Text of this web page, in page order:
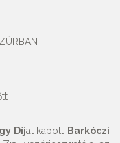
Díjat kapott Barkóczi